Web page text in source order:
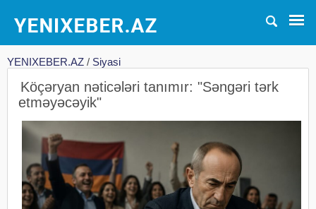
YENIXEBER.AZ / Siyasi
Köçəryan nəticələri tanımır: "Səngəri tərk
etməyəcəyik"